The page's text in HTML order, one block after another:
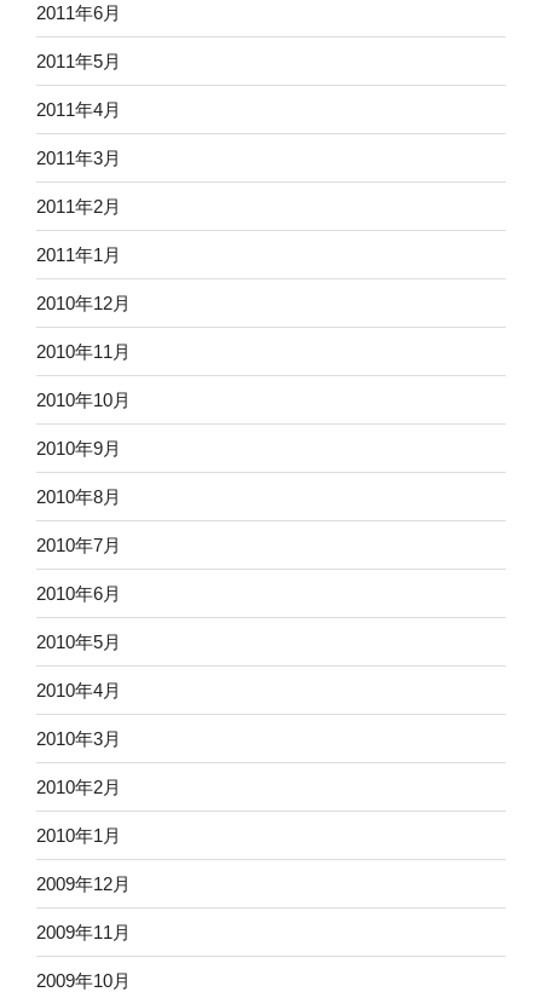
2011年6月
2011年5月
2011年4月
2011年3月
2011年2月
2011年1月
2010年12月
2010年11月
2010年10月
2010年9月
2010年8月
2010年7月
2010年6月
2010年5月
2010年4月
2010年3月
2010年2月
2010年1月
2009年12月
2009年11月
2009年10月